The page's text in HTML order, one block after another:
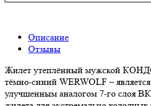
Описание
Отзывы
Жилет утеплённый мужской
тёмно-синий WERWOLF –
улучшенным аналогом 7-го слоя